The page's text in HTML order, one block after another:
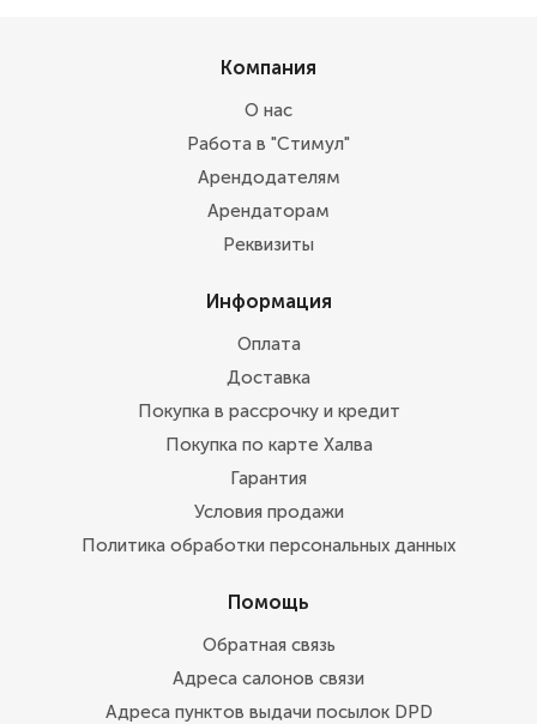
Компания
О нас
Работа в "Стимул"
Арендодателям
Арендаторам
Реквизиты
Информация
Оплата
Доставка
Покупка в рассрочку и кредит
Покупка по карте Халва
Гарантия
Условия продажи
Политика обработки персональных данных
Помощь
Обратная связь
Адреса салонов связи
Адреса пунктов выдачи посылок DPD